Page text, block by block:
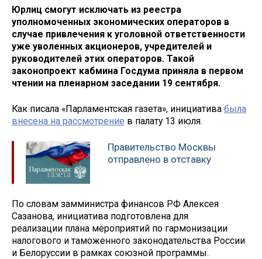
Юрлиц смогут исключать из реестра
уполномоченных экономических операторов в
случае привлечения к уголовной ответственности
уже уволенных акционеров, учредителей и
руководителей этих операторов. Такой
законопроект кабмина Госдума приняла в первом
чтении на пленарном заседании 19 сентября.
Как писала «Парламентская газета», инициатива была
внесена на рассмотрение в палату 13 июля.
Правительство Москвы
отправлено в отставку
По словам замминистра финансов РФ Алексея
Сазанова, инициатива подготовлена для
реализации плана мероприятий по гармонизации
налогового и таможенного законодательства России
и Белоруссии в рамках союзной программы.